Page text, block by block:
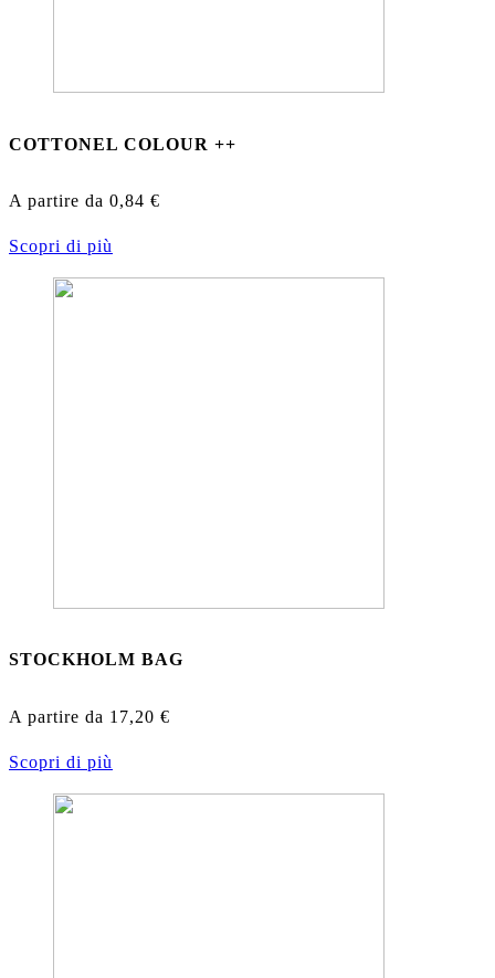
COTTONEL COLOUR ++
A partire da 0,84 €
Scopri di più
STOCKHOLM BAG
A partire da 17,20 €
Scopri di più